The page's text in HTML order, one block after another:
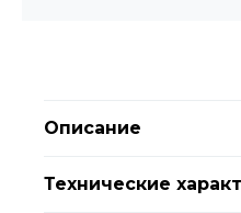
Описание
Технические